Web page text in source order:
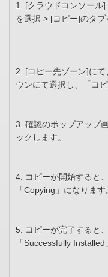
1. [クラウドコンソール
を選択 > [コピー]のタブ
2. [コピー先ゾーン]に
ウンにて選択し、「コ
3. 確認のポップアップ
ックします。
4. コピーが開始すると
「Copying」になります
5. コピーが完了すると
「Successfully Installed